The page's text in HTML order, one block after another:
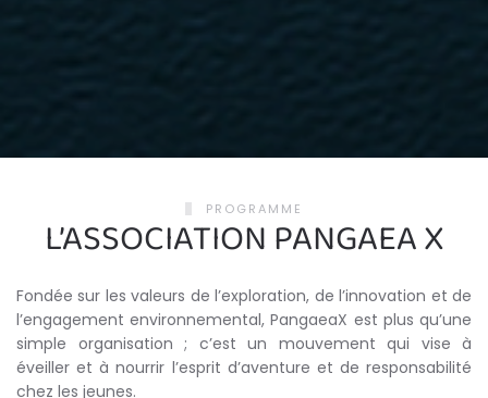
PROGRAMME
L’ASSOCIATION PANGAEA X
Fondée sur les valeurs de l’exploration, de l’innovation et de
l’engagement environnemental, PangaeaX est plus qu’une
simple organisation ; c’est un mouvement qui vise à
éveiller et à nourrir l’esprit d’aventure et de responsabilité
chez les jeunes.